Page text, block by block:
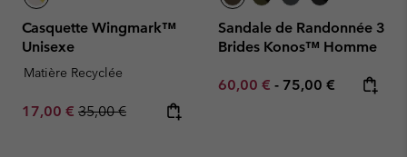
Casquette Wingmark™
Unisexe
Matière Recyclée
Sale price:
17,00 € Regular price:
35,00 €
Sandale de Randonnée 3
Brides Konos™ Homme
Minimum sale price:
60,00 € - Maximum price:
75,00 €